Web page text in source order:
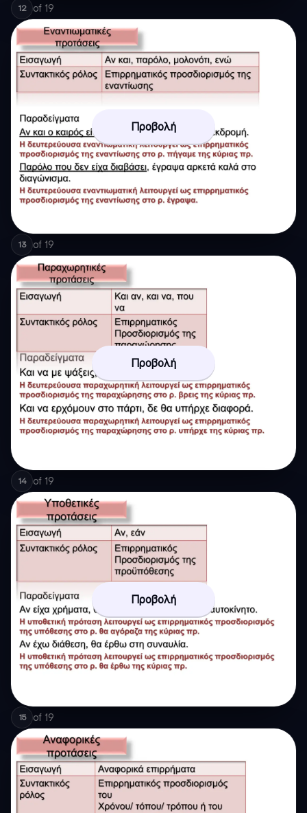
12 of 19
Προβολή
13 of 19
Προβολή
14 of 19
Προβολή
15 of 19